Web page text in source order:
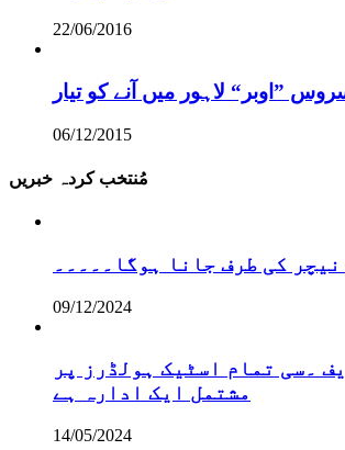
22/06/2016
”اوبر“ لاہور میں آنے کو تیار
06/12/2015
مُنتخب کردہ خبریں
نیچر کی طرف جانا ہوگا۔۔۔۔۔
09/12/2024
۔سی تمام اسٹیک ہولڈرز پر
مشتمل ایک ادارہ ہے
14/05/2024